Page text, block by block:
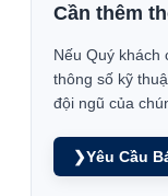
Cần thêm
Nếu Quý khách
thông số kỹ
đội ngũ của
❯Yêu Cầu